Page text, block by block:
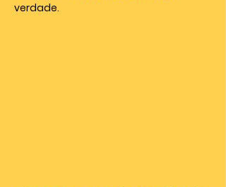
verdade.